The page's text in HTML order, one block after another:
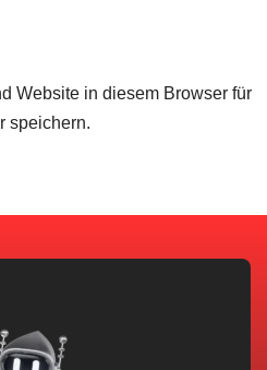
Website in diesem Browser für
speichern.